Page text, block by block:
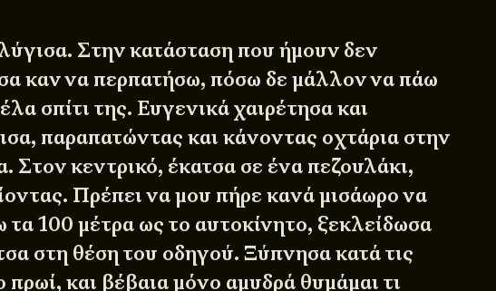
Στην κατάσταση που ήμουν δεν
καν να περπατήσω, πόσω δε μάλλον να πάω
σπίτι της. Ευγενικά χαιρέτησα και
παραπατώντας και κάνοντας οχτάρια στην
Στον κεντρικό, έκατσα σε ένα πεζουλάκι,
Πρέπει να μου πήρε κανά μισάωρο να
τα 100 μέτρα ως το αυτοκίνητο, ξεκλείδωσα
στη θέση του οδηγού. Ξύπνησα κατά τις
πρωί, και βέβαια μόνο αμυδρά θυμάμαι τι